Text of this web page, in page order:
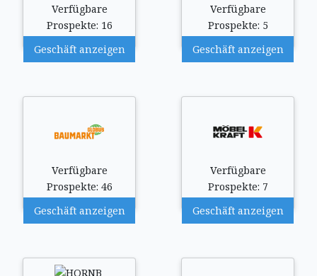
Verfügbare
Prospekte: 16
Geschäft anzeigen
Verfügbare
Prospekte: 5
Geschäft anzeigen
Verfügbare
Prospekte: 46
Geschäft anzeigen
Verfügbare
Prospekte: 7
Geschäft anzeigen